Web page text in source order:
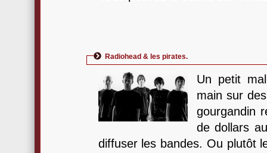
Radiohead & les pirates.
Un petit
main sur
gourgandin
de dollars
diffuser les bandes. Ou plutôt